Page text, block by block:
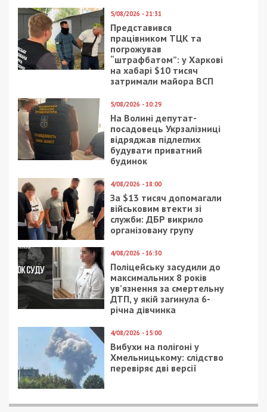
5/08/2026 - 21:31
Представився
працівником ТЦК та
погрожував
“штрафбатом”: у Харкові
на хабарі $10 тисяч
затримали майора ВСП
5/08/2026 - 10:29
На Волині депутат-
посадовець Укрзалізниці
відряджав підлеглих
будувати приватний
будинок
4/08/2026 - 18:00
За $13 тисяч допомагали
військовим втекти зі
служби: ДБР викрило
організовану групу
4/08/2026 - 16:30
Поліцейську засудили до
максимальних 8 років
ув’язнення за смертельну
ДТП, у якій загинула 6-
річна дівчинка
4/08/2026 - 15:00
Вибухи на полігоні у
Хмельницькому: слідство
перевіряє дві версії